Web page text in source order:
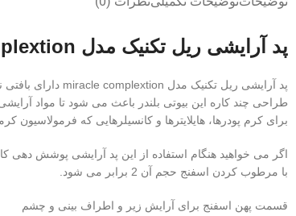
پد آرایشی ریل تکنیک مدل miracle complextion
پد آرایشی ریل تکنیک مدل miracle complextion دارای بافتی نرم است و سطحی صاف بر روی پوست ایجاد می کند.
طراحی چند کاره این بیوتی بلندر باعث می شود تا مواد
برای کرم پودرها، هایلایترها و کانسیلرهایی که فرمولاسیون
اگر می خواهید هنگام استفاده از این پد آرایشی پوشش
با مرطوب کردن اسفنج حجم آن 2 برابر می شود.
قسمت پهن اسفنج برای آرایش زیر و اطراف بینی و چشم